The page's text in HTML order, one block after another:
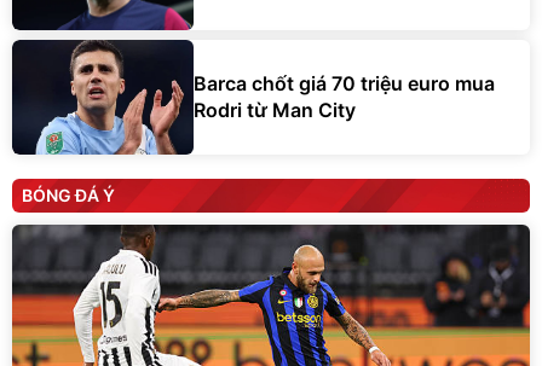
Barca chốt giá 70 triệu euro mua
Rodri từ Man City
BÓNG ĐÁ Ý